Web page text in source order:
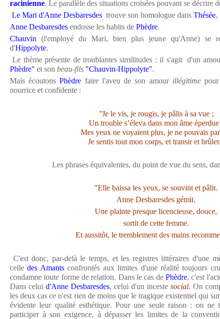
racinienne. Le parallèle des situations croisées pouvant se décrire
Le Mari d'Anne Desbaresdes trouve son homologue dans Thésée,
Anne Desbaresdes endosse les habits de Phèdre.
Chauvin (l'employé du Mari, bien plus jeune qu'Anne) se
d'Hippolyte.
Le thème présente de troublantes similitudes : il s'agit d'un
Phèdre" et son beau-fils "Chauvin-Hippolyte".
Mais écoutonsPhèdre faire l'aveu de son amour illégitime
nourrice et confidente :
"Je le vis, je rougis, je pâlis à sa vue ;
Un trouble s’éleva dans mon âme
Mes yeux ne voyaient plus, je ne pouvais
Je sentis tout mon corps, et transir et
Les phrases équivalentes, du point de vue du sens,
"Elle baissa les yeux, se souvint et pâlit.
Anne Desbaresdes gémit.
Une plainte presque licencieuse, douce,
sortit de cette femme.
Et aussitôt, le tremblement des mains
C'est donc, par-delà le temps, et les registres littéraires d'une
celledes Amantsconfrontés aux limites d'une réalité toujours
condamne toute forme de relation. Dans le cas de Phèdre, c'est
Dans celui d'Anne Desbaresdes, celui d'un inceste social. On
les deux cas ce n'est rien de moins que le tragique existentiel qui
évidente leur qualité esthétique. Pour une seule raison : on ne
participer à son exigence, à dépasser les limites de la